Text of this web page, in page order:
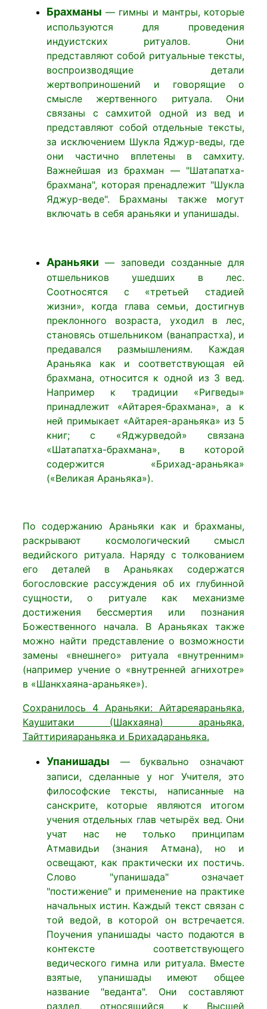
Брахманы — гимны и мантры, которые
используются для проведения
индуистских ритуалов. Они
представляют собой ритуальные тексты,
воспроизводящие детали
жертвоприношений и говорящие о
смысле жертвенного ритуала. Они
связаны с самхитой одной из вед и
представляют собой отдельные тексты,
за исключением Шукла Яджур-веды, где
они частично вплетены в самхиту.
Важнейшая из брахман — "Шатапатха-
брахмана", которая пренадлежит "Шукла
Яджур-веде". Брахманы также могут
включать в себя араньяки и упанишады.
Араньяки — заповеди созданные для
отшельников ушедших в лес.
Соотносятся с «третьей стадией
жизни», когда глава семьи, достигнув
преклонного возраста, уходил в лес,
становясь отшельником (ванапрастха), и
предавался размышлениям. Каждая
Араньяка как и соответствующая ей
брахмана, относится к одной из 3 вед.
Например к традиции «Ригведы»
принадлежит «Айтарея-брахмана», а к
ней примыкает «Айтарея-араньяка» из 5
книг; с «Яджурведой» связана
«Шатапатха-брахмана», в которой
содержится «Брихад-араньяка»
(«Великая Араньяка»).
По содержанию Араньяки как и брахманы,
раскрывают космологический смысл
ведийского ритуала. Наряду с толкованием
его деталей в Араньяках содержатся
богословские рассуждения об их глубинной
сущности, о ритуале как механизме
достижения бессмертия или познания
Божественного начала. В Араньяках также
можно найти представление о возможности
замены «внешнего» ритуала «внутренним»
(например учение о «внутренней агнихотре»
в «Шанкхаяна-араньяке»).
Сохранилось 4 Aраньяки: Айтареяараньяка,
Каушитаки (Шакхаяна) араньяка,
Тайттирияараньяка и Брихадараньяка.
Упанишады — буквально означают
записи, сделанные у ног Учителя, это
философские тексты, написанные на
санскрите, которые являются итогом
учения отдельных глав четырёх вед. Они
учат нас не только принципам
Атмавидьи (знания Атмана), но и
освещают, как практически их постичь.
Слово "упанишада" означает
"постижение" и применение на практике
начальных истин. Каждый текст связан с
той ведой, в которой он встречается.
Поучения упанишады часто подаются в
контексте соответствующего
ведического гимна или ритуала. Вместе
взятые, упанишады имеют общее
название "веданта". Они составляют
раздел, относящийся к Высшей